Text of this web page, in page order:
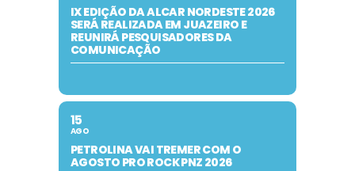
IX EDIÇÃO DA ALCAR NORDESTE 2026
SERÁ REALIZADA EM JUAZEIRO E
REUNIRÁ PESQUISADORES DA
COMUNICAÇÃO
15
AGO
PETROLINA VAI TREMER COM O
AGOSTO PRO ROCK PNZ 2026